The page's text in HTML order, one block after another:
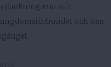
står
och den